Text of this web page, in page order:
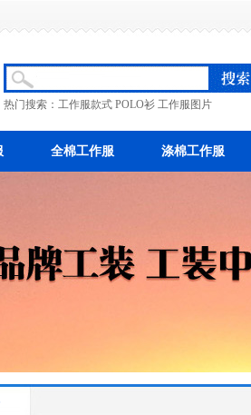
热门搜索： 工作服款式 POLO衫 工作服图片
全棉工作服 涤棉工作服